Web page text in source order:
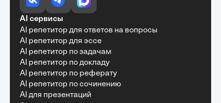
Алексей Антонов•27 мая, 2025
Обучение с Кампус Хаб — очень экономит
полезной информации. Рекомендую ...
Рекомендую Кампус АИ всем, кто хочет
учиться эффективно и с комфортом
Марина Щербакова
AI сервисы
AI репетитор для ответов на вопросы
AI репетитор для эссе
AI репетитор по задачам
AI репетитор по докладу
AI репетитор по реферату
AI репетитор по сочинению
AI для презентаций